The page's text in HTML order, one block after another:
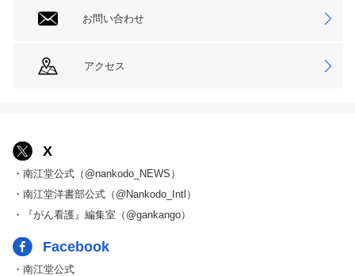
お問い合わせ
アクセス
X
・南江堂公式（@nankodo_NEWS）
・南江堂洋書部公式（@Nankodo_Intl）
・『がん看護』編集室（@gankango）
Facebook
・南江堂公式